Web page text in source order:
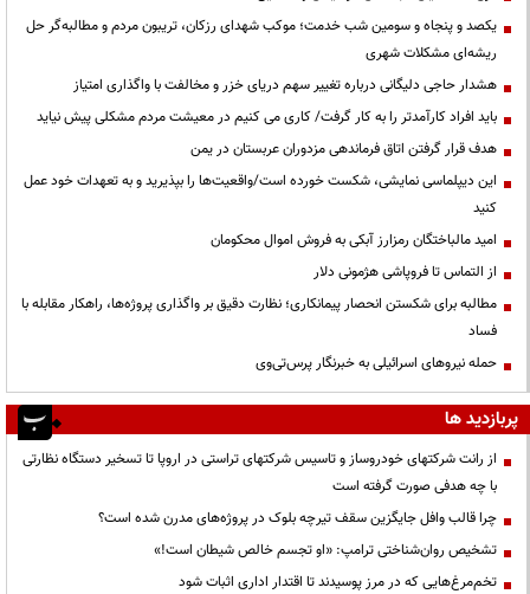
یکصد و پنجاه و سومین شب خدمت؛ موکب شهدای رزکان، تریبون مردم و مطالبه‌گر حل
ریشه‌ای مشکلات شهری
هشدار حاجی دلیگانی درباره تغییر سهم دریای خزر و مخالفت با واگذاری امتیاز
باید افراد کارآمدتر را به کار گرفت/ کاری می کنیم در معیشت مردم مشکلی پیش نیاید
هدف قرار گرفتن اتاق‌ فرماندهی مزدوران عربستان در یمن
این دیپلماسی نمایشی، شکست خورده است/واقعیت‌ها را بپذیرید و به تعهدات خود عمل
کنید
امید مالباختگان رمزارز آبکی به فروش اموال محکومان
از التماس تا فروپاشی هژمونی دلار
مطالبه برای شکستن انحصار پیمانکاری؛ نظارت دقیق بر واگذاری پروژه‌ها، راهکار مقابله با
فساد
حمله نیروهای اسرائیلی به خبرنگار پرس‌تی‌وی
پربازدید ها
از رانت‌ شرکتهای خودروساز و تاسیس شرکتهای تراستی در اروپا تا تسخیر دستگاه نظارتی
با چه هدفی صورت گرفته است
چرا قالب وافل جایگزین سقف تیرچه بلوک در پروژه‌های مدرن شده است؟
تشخیص روان‌شناختی ترامپ: «او تجسم خالص شیطان است!»
تخم‌مرغ‌هایی که در مرز پوسیدند تا اقتدار اداری اثبات شود